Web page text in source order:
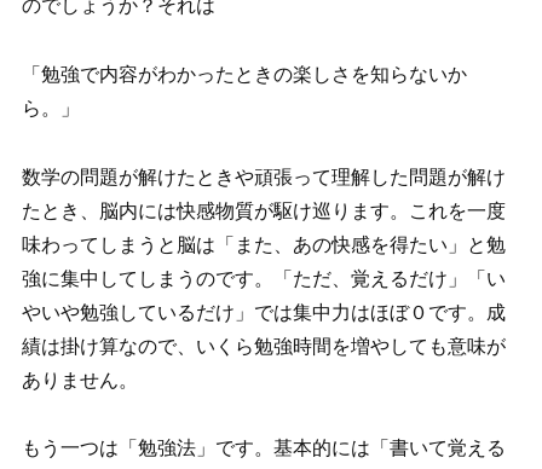
のでしょうか？それは
「勉強で内容がわかったときの楽しさを知らないか
ら。」
数学の問題が解けたときや頑張って理解した問題が解け
たとき、脳内には快感物質が駆け巡ります。これを一度
味わってしまうと脳は「また、あの快感を得たい」と勉
強に集中してしまうのです。「ただ、覚えるだけ」「い
やいや勉強しているだけ」では集中力はほぼ０です。成
績は掛け算なので、いくら勉強時間を増やしても意味が
ありません。
もう一つは「勉強法」です。基本的には「書いて覚える